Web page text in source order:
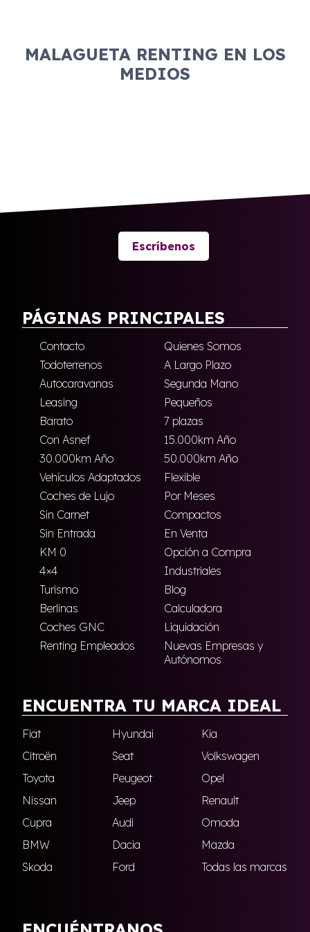
MALAGUETA RENTING EN LOS
MEDIOS
Escríbenos
PÁGINAS PRINCIPALES
Contacto
Quienes Somos
Todoterrenos
A Largo Plazo
Autocaravanas
Segunda Mano
Leasing
Pequeños
Barato
7 plazas
Con Asnef
15.000km Año
30.000km Año
50.000km Año
Vehículos Adaptados
Flexible
Coches de Lujo
Por Meses
Sin Carnet
Compactos
Sin Entrada
En Venta
KM 0
Opción a Compra
4×4
Industriales
Turismo
Blog
Berlinas
Calculadora
Coches GNC
Liquidación
Renting Empleados
Nuevas Empresas y
Autónomos
ENCUENTRA TU MARCA IDEAL
Fiat Hyundai
Kia
Citroën
Seat
Volkswagen
Toyota
Peugeot
Opel
Nissan
Jeep
Renault
Cupra
Audi
Omoda
BMW
Dacia
Mazda
Skoda
Ford Todas las marcas